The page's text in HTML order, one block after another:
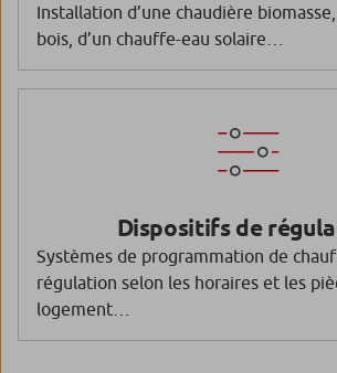
Installation d’une chaudière
bois, d’un chauffe-eau solaire…
Dispositifs de
Systèmes de programmation de
régulation selon les horaires et les
logement…